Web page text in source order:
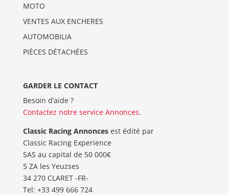
MOTO
VENTES AUX ENCHERES
AUTOMOBILIA
PIÈCES DÉTACHÉES
GARDER LE CONTACT
Besoin d’aide ?
Contactez notre service Annonces.
Classic Racing Annoncesest édité par
Classic Racing Experience
SAS au capital de 50 000€
5 ZA les Yeuzses
34 270 CLARET -FR-
Tel: ‭+33 499 666 724‬